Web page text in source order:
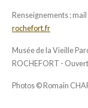
Renseignements :
rochefort.fr
Musée de la Vieille
ROCHEFORT - O
Photos © Romain